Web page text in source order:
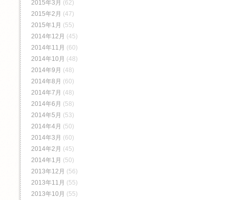
2015年3月 (62)
2015年2月 (47)
2015年1月 (55)
2014年12月 (45)
2014年11月 (60)
2014年10月 (48)
2014年9月 (48)
2014年8月 (60)
2014年7月 (48)
2014年6月 (58)
2014年5月 (53)
2014年4月 (50)
2014年3月 (60)
2014年2月 (45)
2014年1月 (50)
2013年12月 (56)
2013年11月 (55)
2013年10月 (55)